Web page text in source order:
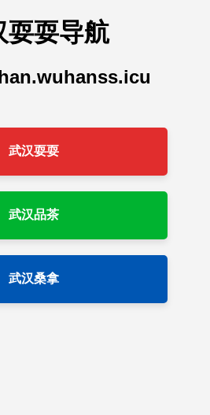
耍耍导航
武汉耍耍
武汉品茶
武汉桑拿